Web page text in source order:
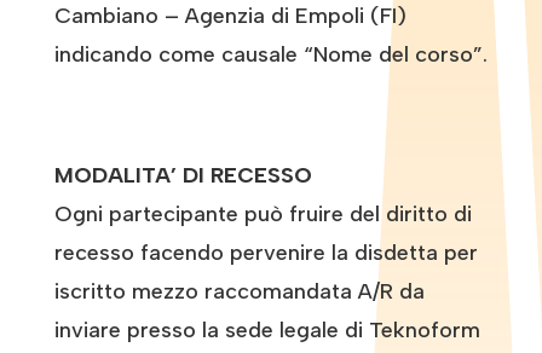
Cambiano – Agenzia di Empoli (FI)
indicando come causale “Nome del corso”.
MODALITA’ DI RECESSO
Ogni partecipante può fruire del diritto di
recesso facendo pervenire la disdetta per
iscritto mezzo raccomandata A/R da
inviare presso la sede legale di Teknoform